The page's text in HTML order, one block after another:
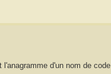
d'un nom de code